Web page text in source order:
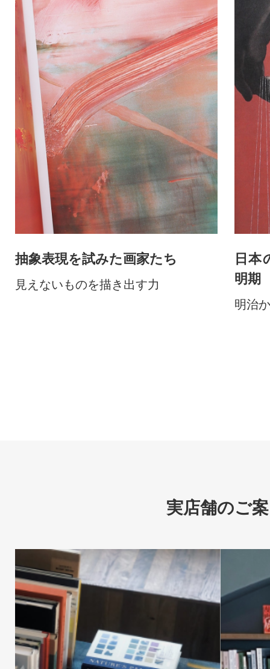
抽象表現を試みた画家たち
見えないものを描き出す力
日本
明期
明治
実店舗のご